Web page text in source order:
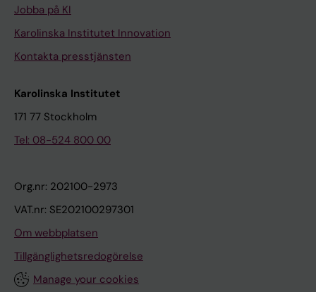
Jobba på KI
Karolinska Institutet Innovation
Kontakta presstjänsten
Karolinska Institutet
171 77 Stockholm
Tel: 08-524 800 00
Org.nr: 202100-2973
VAT.nr: SE202100297301
Om webbplatsen
Tillgänglighetsredogörelse
Manage your cookies